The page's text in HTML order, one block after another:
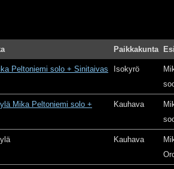
Paikkakunta
Peltoniemi solo + Sinitaivas Isokyrö
Mika Peltoniemi solo +
Kauhava
Kauhava